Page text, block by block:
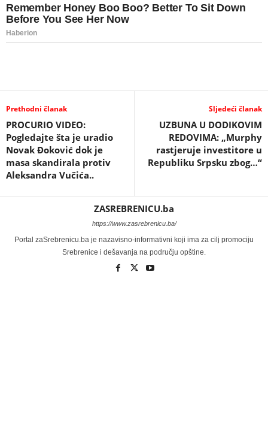
Prethodni članak
PROCURIO VIDEO:
Pogledajte šta je uradio
Novak Đoković dok je
masa skandirala protiv
Aleksandra Vučića..
Sljedeći članak
UZBUNA U DODIKOVIM
REDOVIMA: „Murphy
rastjeruje investitore u
Republiku Srpsku zbog…“
ZASREBRENICU.ba
https://www.zasrebrenicu.ba/
Portal zaSrebrenicu.ba je nazavisno-informativni koji ima za cilj promociju
Srebrenice i dešavanja na području opštine.